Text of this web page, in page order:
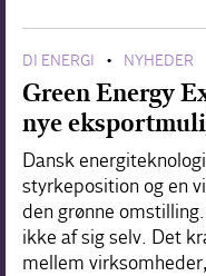
DI ENERGI • NYHEDER
Green Energy
nye
Dansk
styrkeposition og en
den grønne
ikke af sig selv. Det
mellem